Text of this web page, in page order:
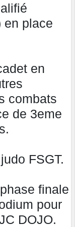
en place
en
combats
de 3eme
FSGT.
finale
pour
DOJO.